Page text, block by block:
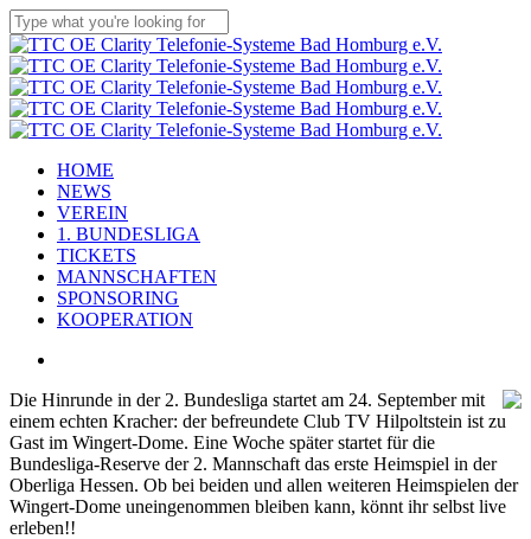
Skip
to
main
content
Close
Search
Menu
HOME
NEWS
VEREIN
1. BUNDESLIGA
TICKETS
MANNSCHAFTEN
SPONSORING
KOOPERATION
Die Hinrunde in der 2. Bundesliga startet am 24. September mit
einem echten Kracher: der befreundete Club TV Hilpoltstein ist zu
Gast im Wingert-Dome. Eine Woche später startet für die
Bundesliga-Reserve der 2. Mannschaft das erste Heimspiel in der
Oberliga Hessen. Ob bei beiden und allen weiteren Heimspielen der
Wingert-Dome uneingenommen bleiben kann, könnt ihr selbst live
erleben!!